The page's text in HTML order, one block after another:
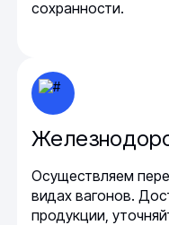
сохранности.
Осуществляем
видах вагонов.
продукции,